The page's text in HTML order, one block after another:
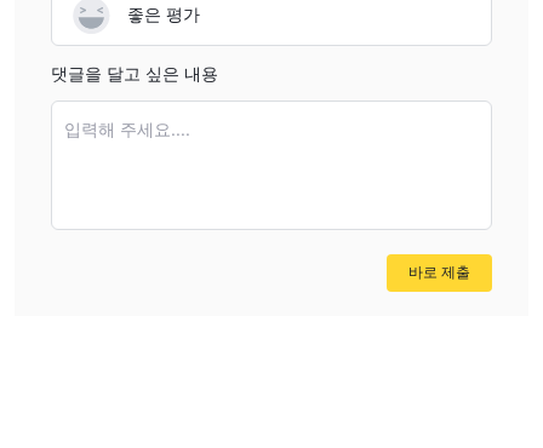
좋은 평가
댓글을 달고 싶은 내용
입력해 주세요....
바로 제출